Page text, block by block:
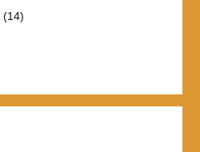
(14)